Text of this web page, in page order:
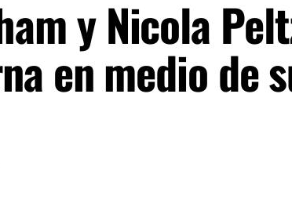
y Nicola
en medio de